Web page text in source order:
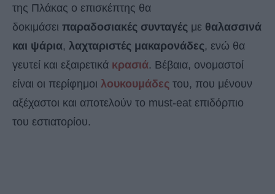
της Πλάκας ο επισκέπτης θα
δοκιμάσει παραδοσιακές συνταγές με θαλασσινά
και ψάρια, λαχταριστές μακαρονάδες, ενώ θα
γευτεί και εξαιρετικά κρασιά. Βέβαια, ονομαστοί
είναι οι περίφημοι λουκουμάδες του, που μένουν
αξέχαστοι και αποτελούν το must-eat επιδόρπιο
του εστιατορίου.